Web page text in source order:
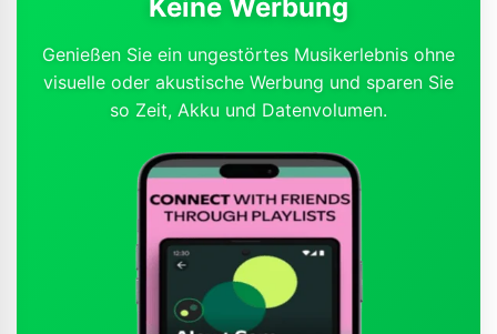
Keine Werbung
Genießen Sie ein ungestörtes Musikerlebnis ohne
visuelle oder akustische Werbung und sparen Sie
so Zeit, Akku und Datenvolumen.